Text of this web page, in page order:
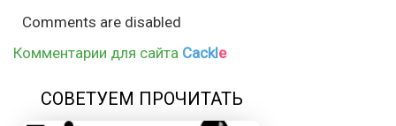
Comments are disabled
Комментарии для сайта Cackle
СОВЕТУЕМ ПРОЧИТАТЬ